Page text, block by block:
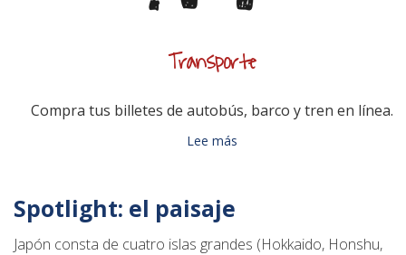
Transporte
Compra tus billetes de autobús, barco y tren en línea.
Lee más
Spotlight: el paisaje
Japón consta de cuatro islas grandes (Hokkaido, Honshu,